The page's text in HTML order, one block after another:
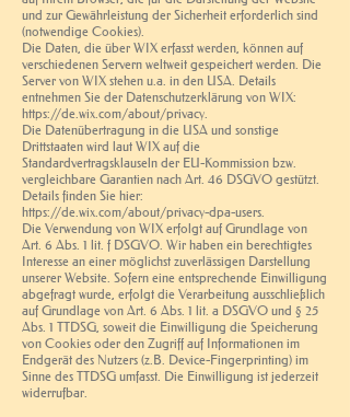
und zur Gewährleistung der Sicherheit erforderlich sind
(notwendige Cookies).
Die Daten, die über WIX erfasst werden, können auf
verschiedenen Servern weltweit gespeichert werden. Die
Server von WIX stehen u.a. in den USA. Details
entnehmen Sie der Datenschutzerklärung von WIX:
https://de.wix.com/about/privacy.
Die Datenübertragung in die USA und sonstige
Drittstaaten wird laut WIX auf die
Standardvertragsklauseln der EU-Kommission bzw.
vergleichbare Garantien nach Art. 46 DSGVO gestützt.
Details finden Sie hier:
https://de.wix.com/about/privacy-dpa-users.
Die Verwendung von WIX erfolgt auf Grundlage von
Art. 6 Abs. 1 lit. f DSGVO. Wir haben ein berechtigtes
Interesse an einer möglichst zuverlässigen Darstellung
unserer Website. Sofern eine entsprechende Einwilligung
abgefragt wurde, erfolgt die Verarbeitung ausschließlich
auf Grundlage von Art. 6 Abs. 1 lit. a DSGVO und § 25
Abs. 1 TTDSG, soweit die Einwilligung die Speicherung
von Cookies oder den Zugriff auf Informationen im
Endgerät des Nutzers (z.B. Device-Fingerprinting) im
Sinne des TTDSG umfasst. Die Einwilligung ist jederzeit
widerrufbar.